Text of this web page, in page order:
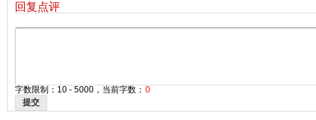
回复点评
字数限制：10 - 5000，当前字数： 0
提交